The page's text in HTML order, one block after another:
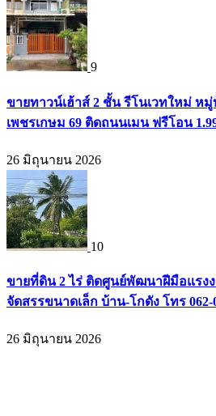
9
ขายทาวน์เฮ้าส์ 2 ชั้น รีโนเวทใหม่ ห
เพชรเกษม 69 ติดถนนเมน ฟรีโอน
26 มิถุนายน 2026
10
ขายที่ดิน 2 ไร่ ติดศูนย์พัฒนาฝีมือแรง
จัดสรรขนาดเล็ก บ้าน-โกดัง โทร 062-
26 มิถุนายน 2026